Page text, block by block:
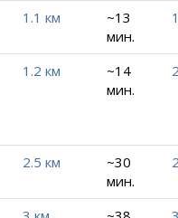
1.1 км
~13
мин.
1.2 км
~14
мин.
2.5 км
~30
мин.